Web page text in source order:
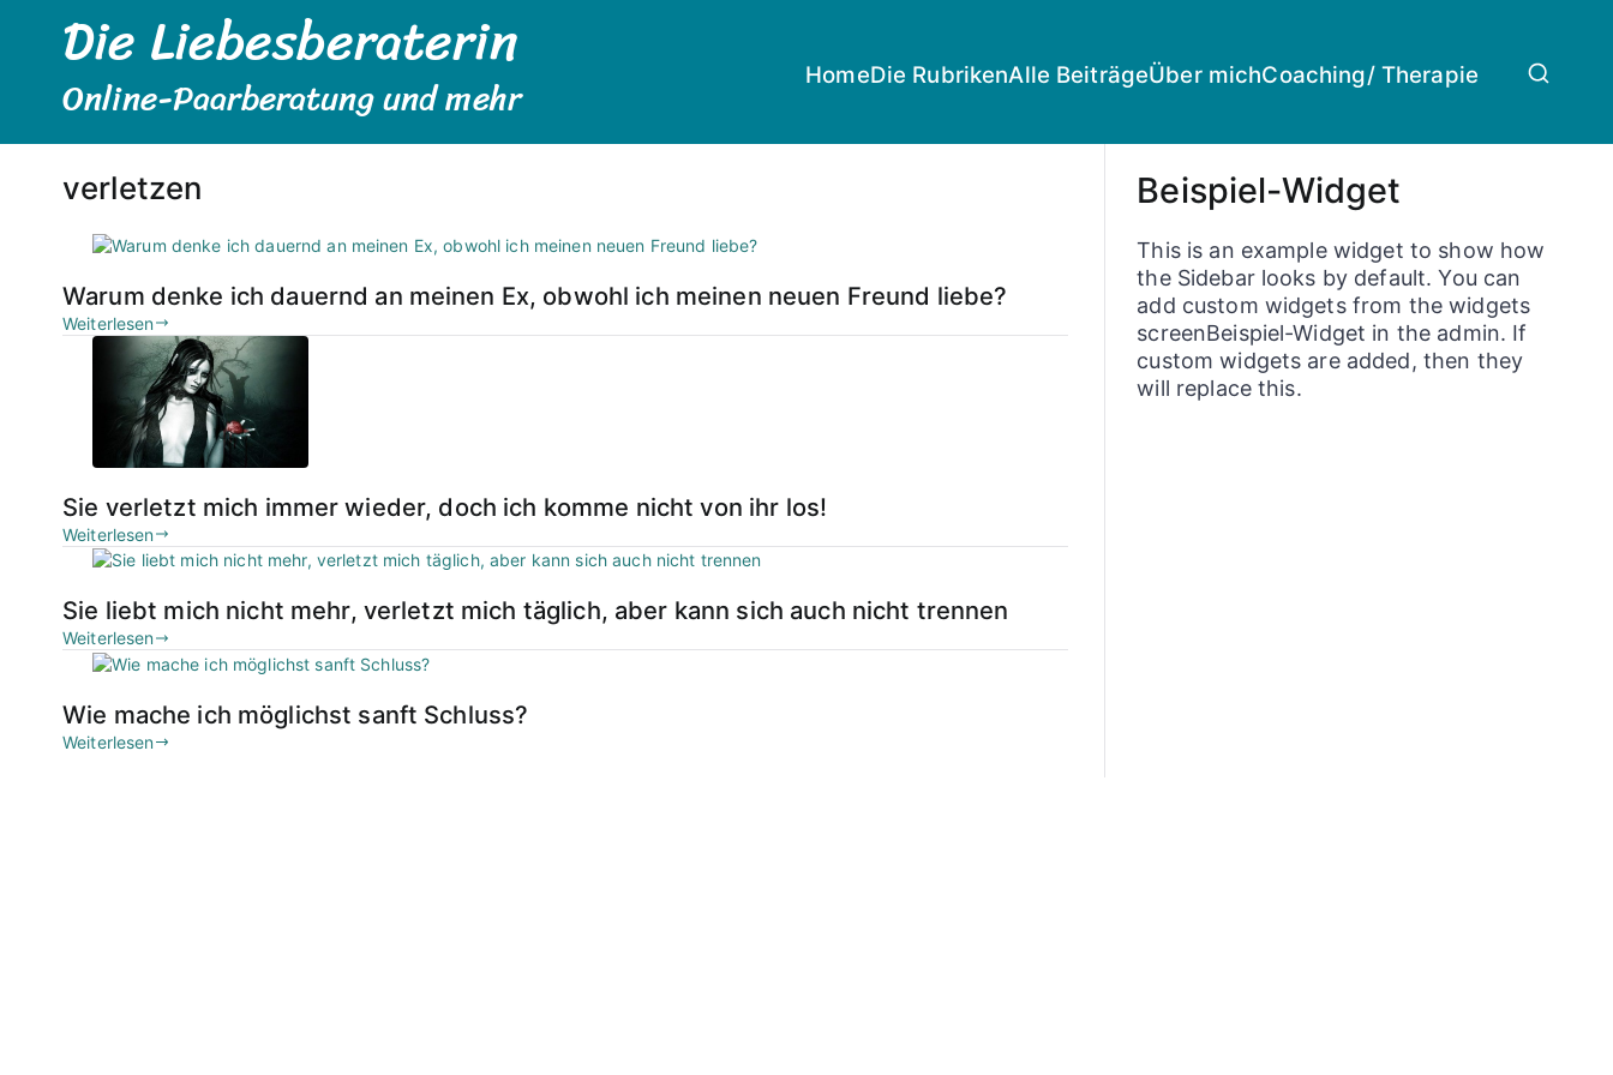
springenDie Liebesberaterin
Online-Paarberatung und mehr HomeDie RubrikenAlle BeiträgeÜber michCoaching/ Therapie
verletzen
Warum denke ich dauernd an meinen Ex, obwohl ich meinen neuen Freund liebe?
Weiterlesen
Sie verletzt mich immer wieder, doch ich komme nicht von ihr los!
Weiterlesen
Sie liebt mich nicht mehr, verletzt mich täglich, aber kann sich auch nicht trennen
Weiterlesen
Wie mache ich möglichst sanft Schluss?
Weiterlesen
Beispiel-Widget
This is an example widget to show how
the Sidebar looks by default. You can
add custom widgets from the widgets
screenBeispiel-Widget in the admin. If
custom widgets are added, then they
will replace this.